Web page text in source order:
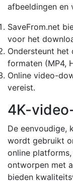
afbeeldingen en
SaveFrom.net
voor het
Ondersteunt het
formaten (MP4,
Online video-
vereist.
4K-
De eenvoudige,
wordt gebruikt
online
ontworpen met
bieden